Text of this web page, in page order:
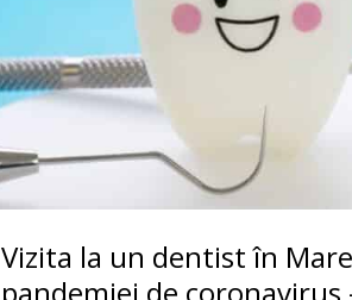
Vizita la un dentist în